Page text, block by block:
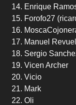
Enrique
Forofo27
Manuel
Sergio
Vicen Archer
Vicio
Mark
Oli